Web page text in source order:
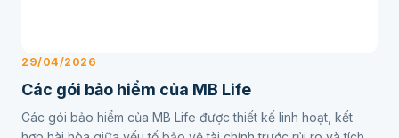
29/04/2026
Các gói bảo hiểm của MB Life
Các gói bảo hiểm của MB Life được thiết kế linh hoạt, kết